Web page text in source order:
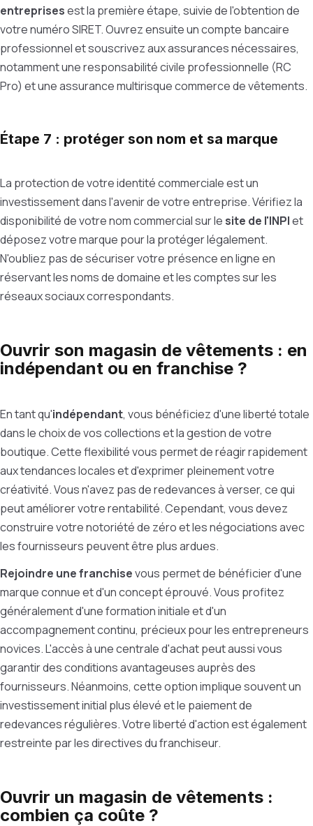
entreprisesest la première étape, suivie de l'obtention de
votre numéro SIRET. Ouvrez ensuite un compte bancaire
professionnel et souscrivez aux assurances nécessaires,
notamment une responsabilité civile professionnelle (RC
Pro) et une assurance multirisque commerce de vêtements.
Étape 7 : protéger son nom et sa marque
La protection de votre identité commerciale est un
investissement dans l'avenir de votre entreprise. Vérifiez la
disponibilité de votre nom commercial sur le site de l'INPIet
déposez votre marque pour la protéger légalement.
N'oubliez pas de sécuriser votre présence en ligne en
réservant les noms de domaine et les comptes sur les
réseaux sociaux correspondants.
Ouvrir son magasin de vêtements : en
indépendant ou en franchise ?
En tant qu'indépendant, vous bénéficiez d'une liberté totale
dans le choix de vos collections et la gestion de votre
boutique. Cette flexibilité vous permet de réagir rapidement
aux tendances locales et d'exprimer pleinement votre
créativité. Vous n'avez pas de redevances à verser, ce qui
peut améliorer votre rentabilité. Cependant, vous devez
construire votre notoriété de zéro et les négociations avec
les fournisseurs peuvent être plus ardues.
Rejoindre une franchisevous permet de bénéficier d'une
marque connue et d'un concept éprouvé. Vous profitez
généralement d'une formation initiale et d'un
accompagnement continu, précieux pour les entrepreneurs
novices. L'accès à une centrale d'achat peut aussi vous
garantir des conditions avantageuses auprès des
fournisseurs. Néanmoins, cette option implique souvent un
investissement initial plus élevé et le paiement de
redevances régulières. Votre liberté d'action est également
restreinte par les directives du franchiseur.
Ouvrir un magasin de vêtements :
combien ça coûte ?